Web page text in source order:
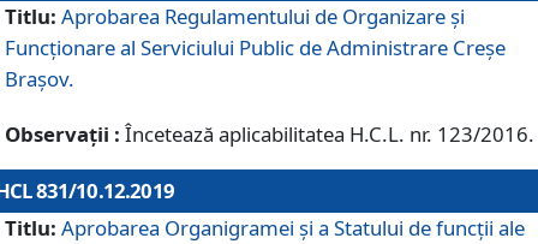
Titlu: Aprobarea Regulamentului de Organizare și
Funcționare al Serviciului Public de Administrare Creșe
Brașov.
Observații : Încetează aplicabilitatea H.C.L. nr. 123/2016.
831/10.12.2019
Titlu: Aprobarea Organigramei și a Statului de funcții ale